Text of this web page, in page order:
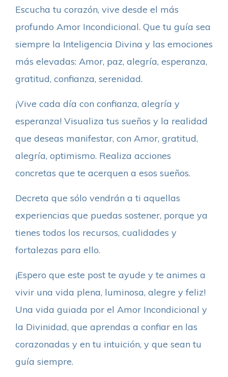
Escucha tu corazón, vive desde el más
profundo Amor Incondicional. Que tu guía sea
siempre la Inteligencia Divina y las emociones
más elevadas: Amor, paz, alegría, esperanza,
gratitud, confianza, serenidad.
¡Vive cada día con confianza, alegría y
esperanza! Visualiza tus sueños y la realidad
que deseas manifestar, con Amor, gratitud,
alegría, optimismo. Realiza acciones
concretas que te acerquen a esos sueños.
Decreta que sólo vendrán a ti aquellas
experiencias que puedas sostener, porque ya
tienes todos los recursos, cualidades y
fortalezas para ello.
¡Espero que este post te ayude y te animes a
vivir una vida plena, luminosa, alegre y feliz!
Una vida guiada por el Amor Incondicional y
la Divinidad, que aprendas a confiar en las
corazonadas y en tu intuición, y que sean tu
guía siempre.